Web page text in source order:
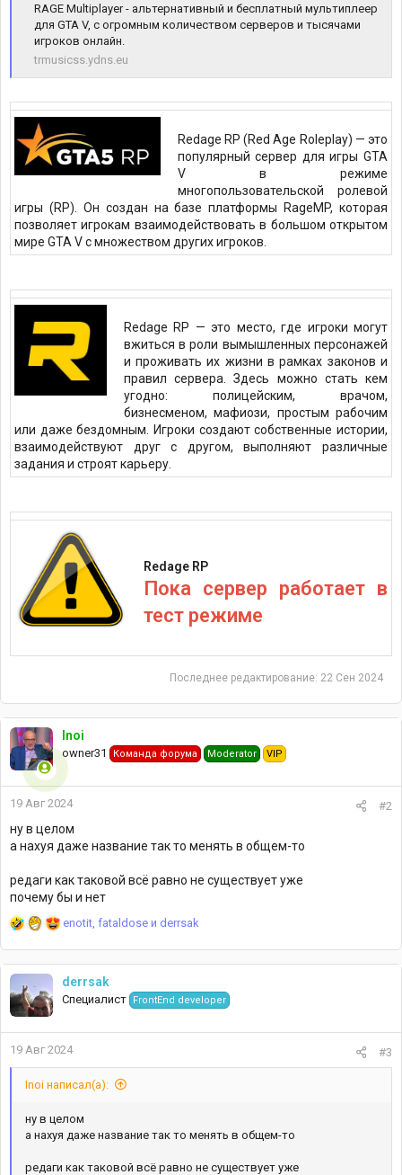
RAGE Multiplayer - альтернативный и бесплатный мультиплеер
для GTA V, с огромным количеством серверов и тысячами
игроков онлайн.
trmusicss.ydns.eu
Redage RP (Red Age Roleplay) — это
популярный сервер для игры GTA
V в режиме
многопользовательской ролевой
игры (RP). Он создан на базе платформы RageMP, которая
позволяет игрокам взаимодействовать в большом открытом
мире GTA V с множеством других игроков.​
Redage RP — это место, где игроки могут
вжиться в роли вымышленных персонажей
и проживать их жизни в рамках законов и
правил сервера. Здесь можно стать кем
угодно: полицейским, врачом,
бизнесменом, мафиози, простым рабочим
или даже бездомным. Игроки создают собственные истории,
взаимодействуют друг с другом, выполняют различные
задания и строят карьеру.​
Redage RP
Пока сервер работает в
тест режиме
Последнее редактирование: 22 Сен 2024
Inoi
owner31 Команда форума Moderator VIP
19 Авг 2024 #2
ну в целом
а нахуя даже название так то менять в общем-то
редаги как таковой всё равно не существует уже
почему бы и нет
Р
а
ц
и
:
enotit fataldose и derrsak
derrsak
Специалист FrontEnd developer
19 Авг 2024 #3
Inoi написал(а):
ну в целом
а нахуя даже название так то менять в общем-то
редаги как таковой всё равно не существует уже